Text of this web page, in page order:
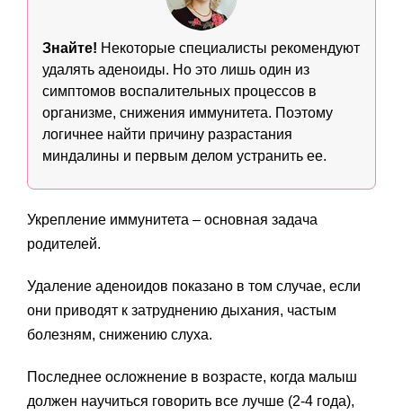
Знайте! Некоторые специалисты рекомендуют
удалять аденоиды. Но это лишь один из
симптомов воспалительных процессов в
организме, снижения иммунитета. Поэтому
логичнее найти причину разрастания
миндалины и первым делом устранить ее.
Укрепление иммунитета – основная задача
родителей.
Удаление аденоидов показано в том случае, если
они приводят к затруднению дыхания, частым
болезням, снижению слуха.
Последнее осложнение в возрасте, когда малыш
должен научиться говорить все лучше (2-4 года),